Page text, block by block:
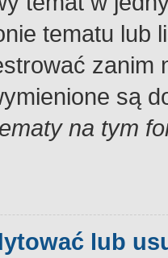
tematu lub
są
na tym
lub